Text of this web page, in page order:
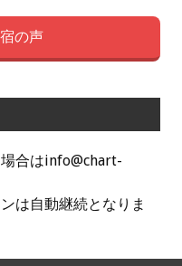
の声
合はinfo@chart-
は自動継続となりま